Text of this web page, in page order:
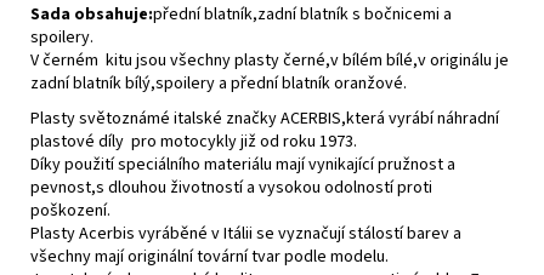
Sada obsahuje:přední blatník,zadní blatník s bočnicemi a
spoilery.
V černém kitu jsou všechny plasty černé,v bílém bílé,v originálu je
zadní blatník bílý,spoilery a přední blatník oranžové.
Plasty světoznámé italské značky ACERBIS,která vyrábí náhradní
plastové díly pro motocykly již od roku 1973.
Díky použití speciálního materiálu mají vynikající pružnost a
pevnost,s dlouhou životností a vysokou odolností proti
poškození.
Plasty Acerbis vyráběné v Itálii se vyznačují stálostí barev a
všechny mají originální tovární tvar podle modelu.